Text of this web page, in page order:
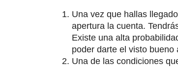
Una vez que hallas
apertura la cuenta.
Existe una alta
poder darte el visto bueno
Una de las condiciones